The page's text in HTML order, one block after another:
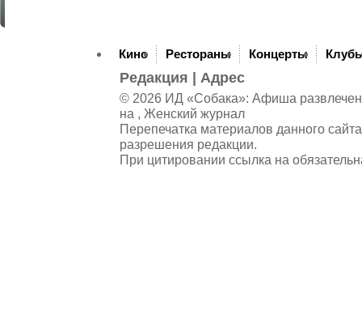
Кино Рестораны Концерты
Редакция Адрес
© 2026 ИД «Собака»: Афиша
на , Женский журнал
Перепечатка материалов данного
разрешения редакции.
При цитировании ссылка на